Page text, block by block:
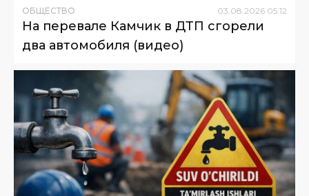
ОБЩЕСТВО 03.08.2026 05:12
На перевале Камчик в ДТП сгорели
два автомобиля (видео)